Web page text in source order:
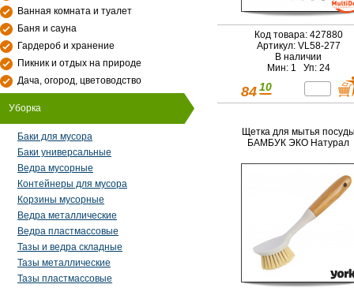
Ванная комната и туалет
Баня и сауна
Гардероб и хранение
Пикник и отдых на природе
Дача, огород, цветоводство
Уборка
Баки для мусора
Баки универсальные
Ведра мусорные
Контейнеры для мусора
Корзины мусорные
Ведра металлические
Ведра пластмассовые
Тазы и ведра складные
Тазы металлические
Тазы пластмассовые
Код товара: 427880
Артикул: VL58-277
В наличии
Мин: 1 Уп: 24
84 10
Щетка для мытья
БАМБУК ЭКО Натурал